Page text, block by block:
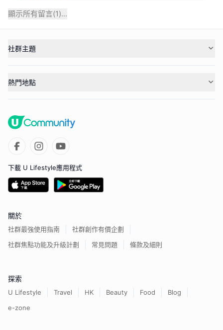
顯示所有留言(1)...
社群主題
熱門地點
下載 U Lifestyle應用程式
關於
社群最強使用指南
社群創作有價企劃
社群焦點功能及升級計劃
常見問題 條款及細則
探索
U Lifestyle Travel HK Beauty Food
Blog
e-zone